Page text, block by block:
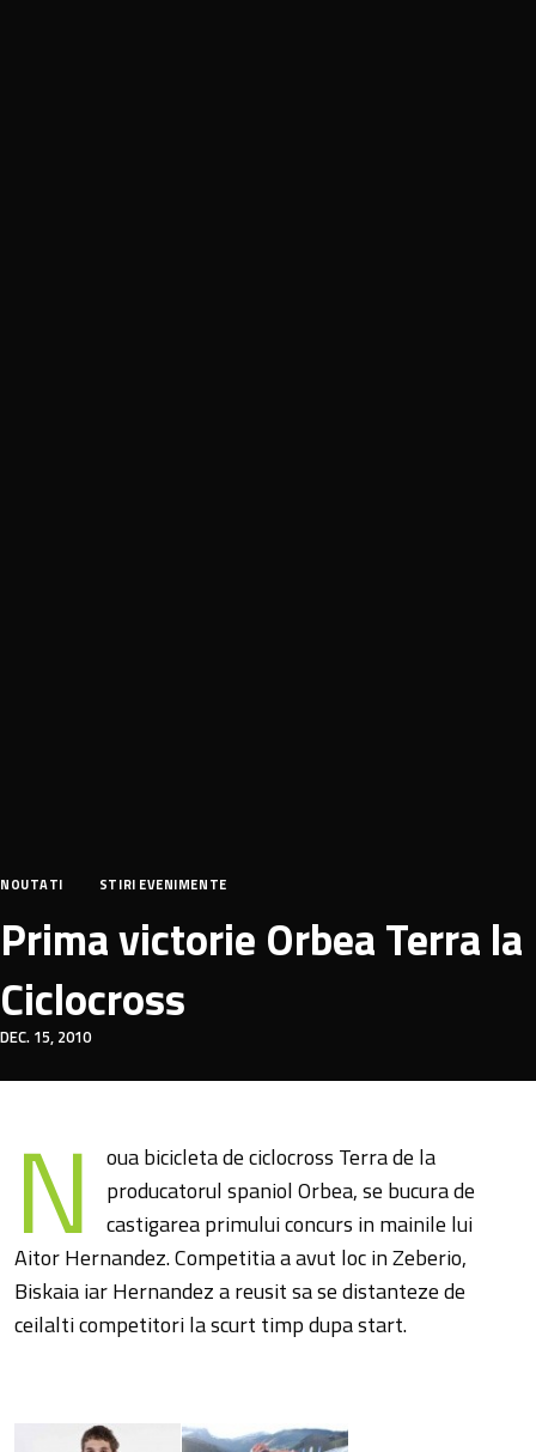
NOUTATI STIRI EVENIMENTE
Prima victorie Orbea Terra la
Ciclocross
DEC. 15, 2010
N
oua bicicleta de ciclocross Terra de la
producatorul spaniol Orbea, se bucura de
castigarea primului concurs in mainile lui
Aitor Hernandez. Competitia a avut loc in Zeberio,
Biskaia iar Hernandez a reusit sa se distanteze de
ceilalti competitori la scurt timp dupa start.